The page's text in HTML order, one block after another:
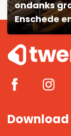
ondanks
Enschede
Download